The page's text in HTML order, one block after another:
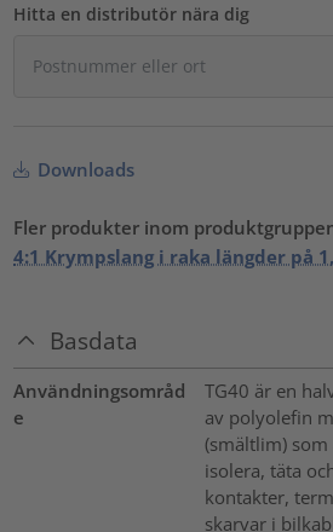
Hitta en distributör nära dig
Downloads
Fler produkter inom
4:1 Krympslang i raka längder på
Basdata
Användningsområd
e
TG40 är en
av polyolefin
(smältlim)
isolera, täta
kontakter,
skarvar i